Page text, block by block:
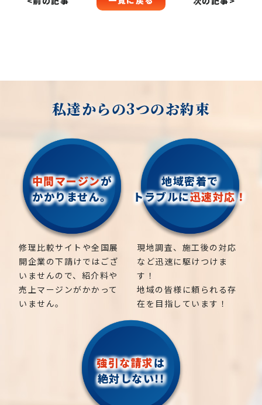
私達からの3つのお約束
中間マージンが
かかりません。
修理比較サイトや全国展
開企業の下請けではござ
いませんので、紹介料や
売上マージンがかかって
いません。
地域密着で
トラブルに迅速対応！
現地調査、施工後の対応
など迅速に駆けつけま
す！
地域の皆様に頼られる存
在を目指しています！
強引な請求は
絶対しない!!